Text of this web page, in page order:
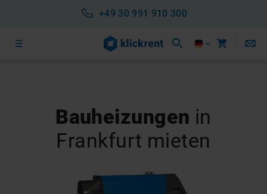
+49 30 991 910 300
Bauheizungen in
Frankfurt mieten